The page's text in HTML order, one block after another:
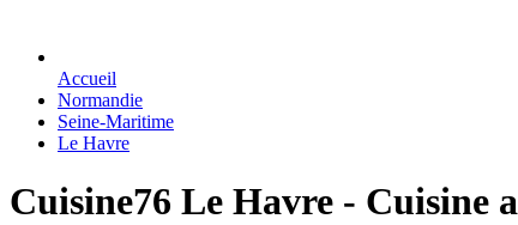
Accueil
Normandie
Seine-Maritime
Le Havre
Cuisine76 Le Havre - Cuisine